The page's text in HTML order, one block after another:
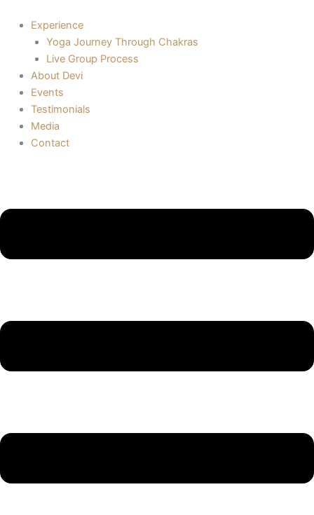
content
Experience
Yoga Journey Through Chakras
Live Group Process
About Devi
Events
Testimonials
Media
Contact